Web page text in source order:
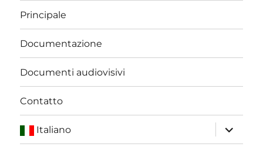
Principale
Documentazione
Documenti audiovisivi
Contatto
Italiano
apri
i
menu